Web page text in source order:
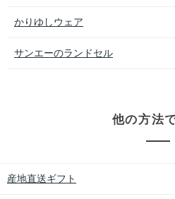
かりゆしウェア
サンエーのランドセル
他の方法
産地直送ギフト